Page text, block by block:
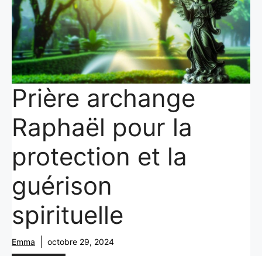
Prière archange
Raphaël pour la
protection et la
guérison
spirituelle
Emma octobre 29, 2024